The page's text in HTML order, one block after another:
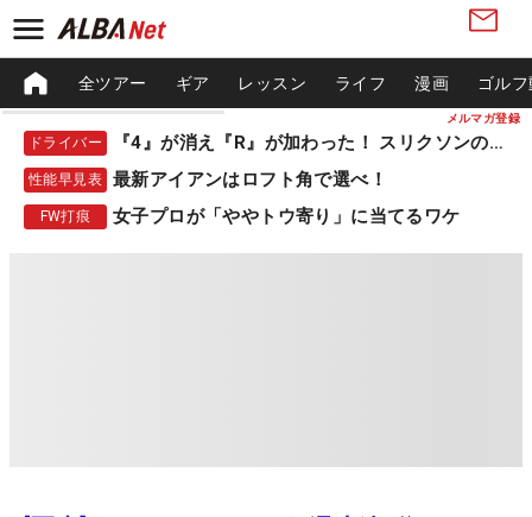
メルマガ登録
全ツアー ギア レッスン ライフ 漫画 ゴル
ドライバー 『4』が消え『R』が加わった！ スリクソンの新作
性能早見表 最新アイアンはロフト角で選べ！
FW打痕 女子プロが「ややトウ寄り」に当てるワケ